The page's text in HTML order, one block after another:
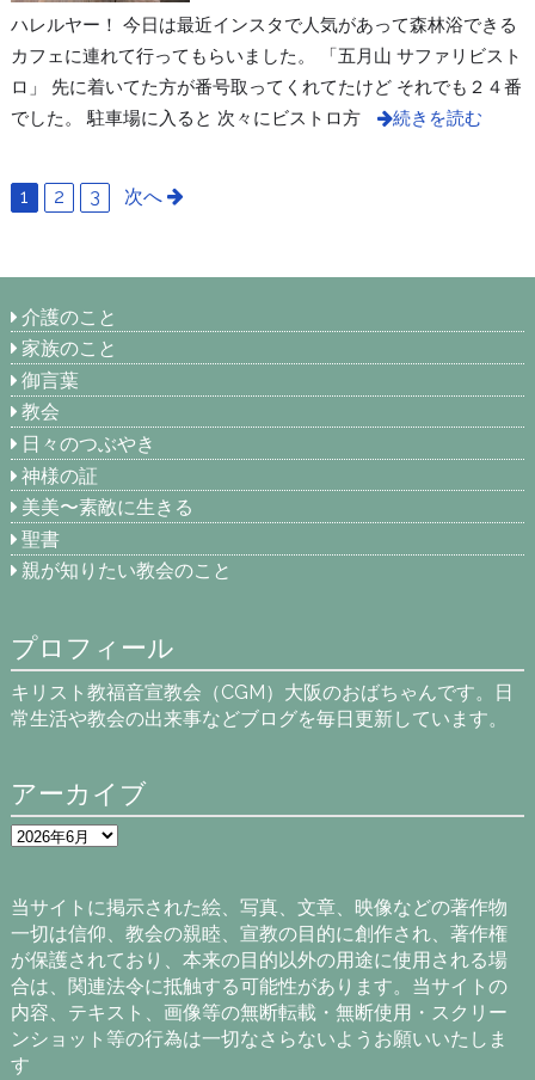
ハレルヤー！ 今日は最近インスタで人気があって森林浴できる
カフェに連れて行ってもらいました。 「五月山 サファリビスト
ロ」 先に着いてた方が番号取ってくれてたけど それでも２４番
でした。 駐車場に入ると 次々にビストロ方
続きを読む
1 2 3 次へ
介護のこと
家族のこと
御言葉
教会
日々のつぶやき
神様の証
美美〜素敵に生きる
聖書
親が知りたい教会のこと
プロフィール
キリスト教福音宣教会（CGM）大阪のおばちゃんです。日
常生活や教会の出来事などブログを毎日更新しています。
アーカイブ
ア
ー
ブ
当サイトに掲示された絵、写真、文章、映像などの著作物
一切は信仰、教会の親睦、宣教の目的に創作され、著作権
が保護されており、本来の目的以外の用途に使用される場
合は、関連法令に抵触する可能性があります。当サイトの
内容、テキスト、画像等の無断転載・無断使用・スクリー
ンショット等の行為は一切なさらないようお願いいたしま
す